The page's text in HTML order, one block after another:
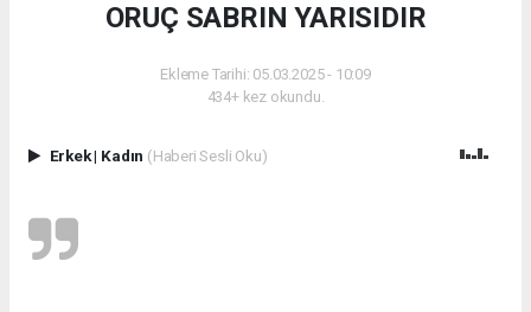
ORUÇ SABRIN YARISIDIR
Ekleme Tarihi: 05.03.2025 - 10:09
434+ kez okundu.
Erkek| Kadın (Haberi Sesli Oku)